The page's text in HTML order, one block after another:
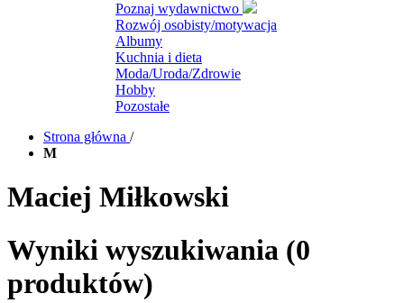
Poznaj wydawnictwo
Rozwój osobisty/motywacja
Albumy
Kuchnia i dieta
Moda/Uroda/Zdrowie
Hobby
Pozostałe
Strona główna /
M
Maciej Miłkowski
Wyniki wyszukiwania (0
produktów)